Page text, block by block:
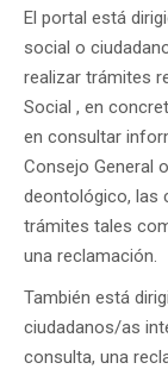
El portal está
social o
realizar trámites
Social , en
en consultar
Consejo General
deontológico, las
trámites tales
una reclamación.
También está
ciudadanos/as
consulta, una